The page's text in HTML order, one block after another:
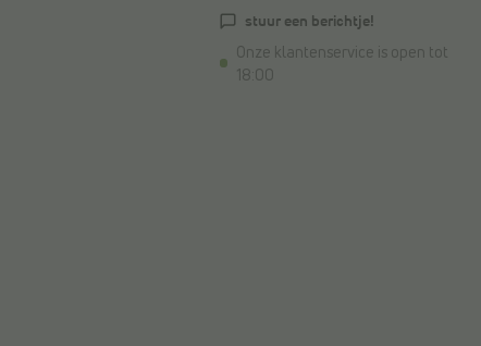
stuur een berichtje!
Onze klantenservice is open tot
18:00